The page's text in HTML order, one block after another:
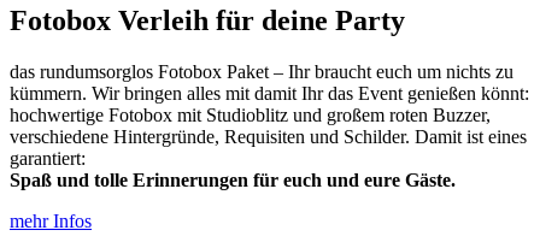
Fotobox Verleih für deine Party
das rundumsorglos Fotobox Paket – Ihr braucht euch um nichts zu
kümmern. Wir bringen alles mit damit Ihr das Event genießen könnt:
hochwertige Fotobox mit Studioblitz und großem roten Buzzer,
verschiedene Hintergründe, Requisiten und Schilder. Damit ist eines
garantiert:
Spaß und tolle Erinnerungen für euch und eure Gäste.
mehr Infos